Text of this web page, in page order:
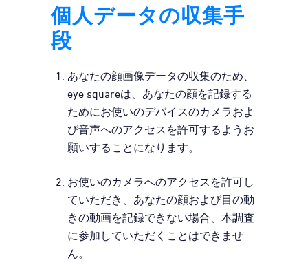
個人データの収集手
段
あなたの顔画像データの収集のため、
eye squareは、あなたの顔を記録する
ためにお使いのデバイスのカメラおよ
び音声へのアクセスを許可するようお
願いすることになります。
お使いのカメラへのアクセスを許可し
ていただき、あなたの顔および目の動
きの動画を記録できない場合、本調査
に参加していただくことはできませ
ん。